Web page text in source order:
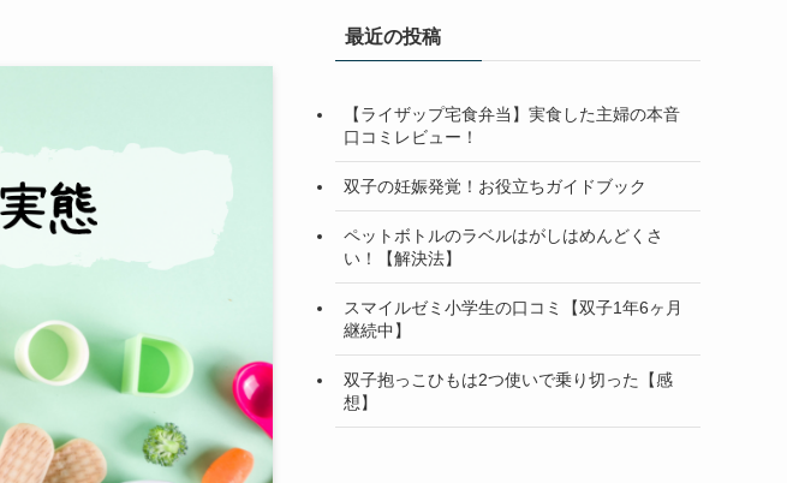
最近の投稿
【ライザップ宅食弁当】実食した主婦の本音
口コミレビュー！
双子の妊娠発覚！お役立ちガイドブック
ペットボトルのラベルはがしはめんどくさ
い！【解決法】
スマイルゼミ小学生の口コミ【双子1年6ヶ月
継続中】
双子抱っこひもは2つ使いで乗り切った【感
想】